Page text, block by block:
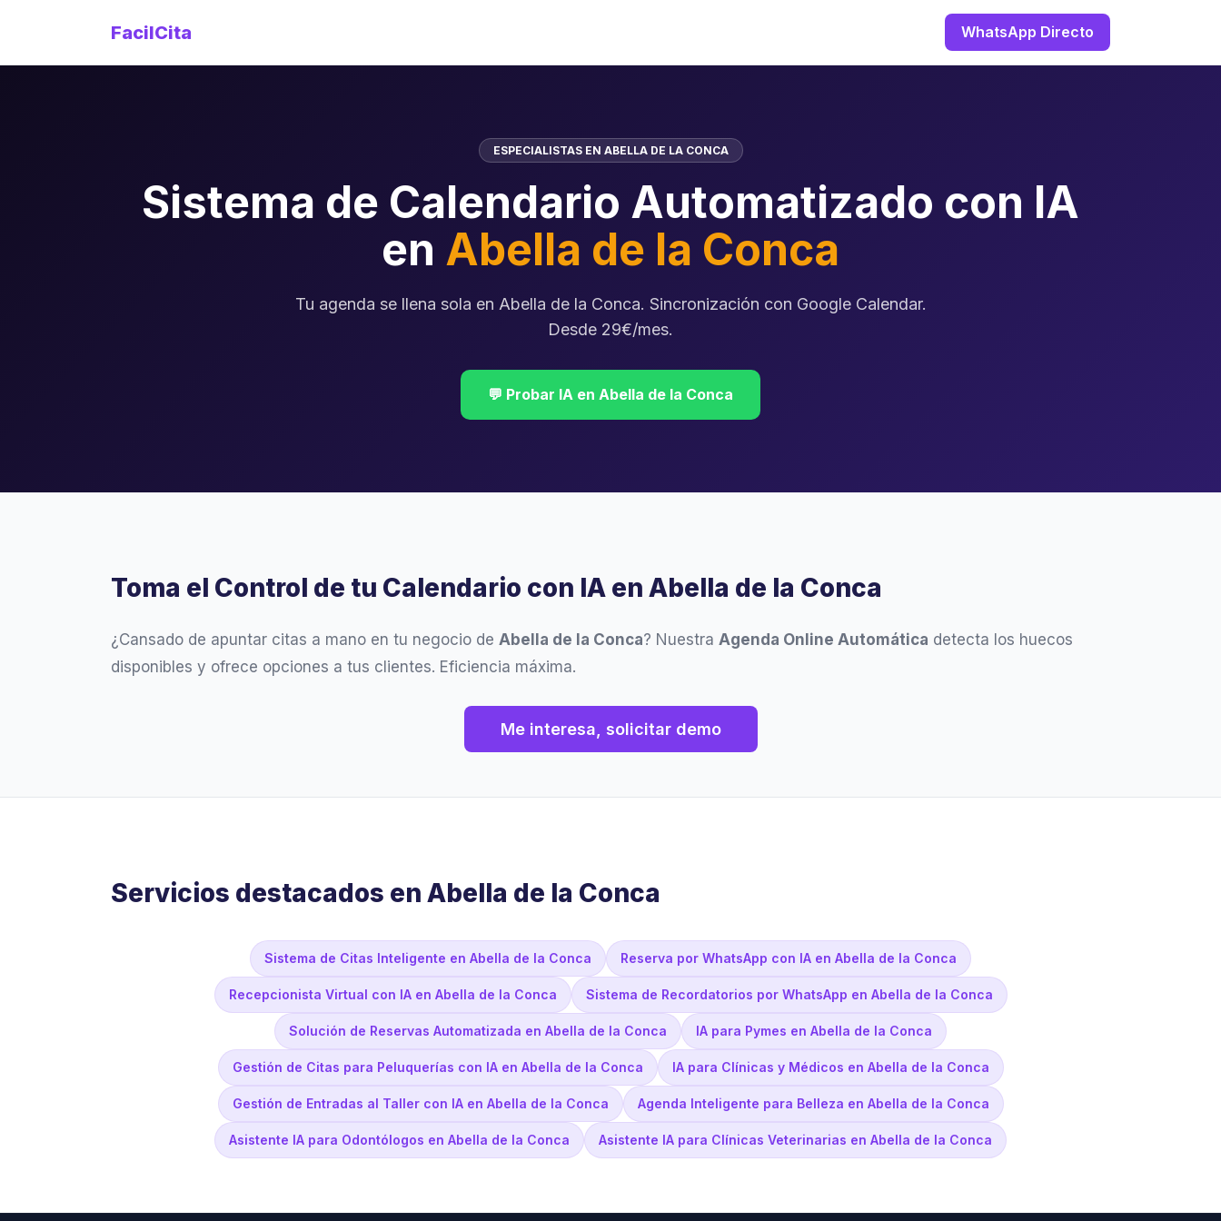
FacilCita WhatsApp Directo
ESPECIALISTAS EN ABELLA DE LA CONCA
Sistema de Calendario Automatizado con IA
en Abella de la Conca
Tu agenda se llena sola en Abella de la Conca. Sincronización con Google Calendar.
Desde 29€/mes.
💬 Probar IA en Abella de la Conca
Toma el Control de tu Calendario con IA en Abella de la Conca
¿Cansado de apuntar citas a mano en tu negocio de Abella de la Conca? Nuestra Agenda Online Automática detecta los huecos
disponibles y ofrece opciones a tus clientes. Eficiencia máxima.
Me interesa, solicitar demo
Servicios destacados en Abella de la Conca
Sistema de Citas Inteligente en Abella de la Conca Reserva por WhatsApp con IA en Abella de la Conca
Recepcionista Virtual con IA en Abella de la Conca Sistema de Recordatorios por WhatsApp en Abella de la Conca
Solución de Reservas Automatizada en Abella de la Conca IA para Pymes en Abella de la Conca
Gestión de Citas para Peluquerías con IA en Abella de la Conca IA para Clínicas y Médicos en Abella de la Conca
Gestión de Entradas al Taller con IA en Abella de la Conca Agenda Inteligente para Belleza en Abella de la Conca
Asistente IA para Odontólogos en Abella de la Conca Asistente IA para Clínicas Veterinarias en Abella de la Conca